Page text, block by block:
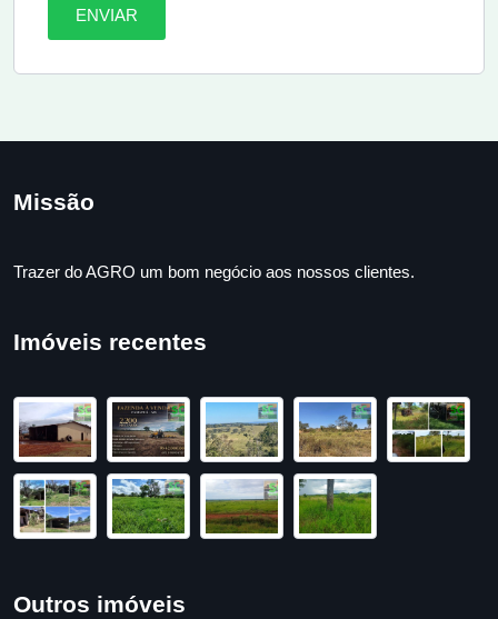
ENVIAR
Missão
Trazer do AGRO um bom negócio aos nossos clientes.
Imóveis recentes
Outros imóveis